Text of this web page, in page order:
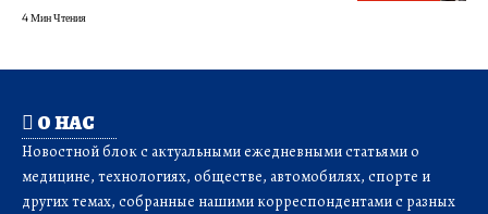
4 Мин Чтения
О НАС
Новостной блок с актуальными ежедневными статьями о
медицине, технологиях, обществе, автомобилях, спорте и
других темах, собранные нашими корреспондентами с разных